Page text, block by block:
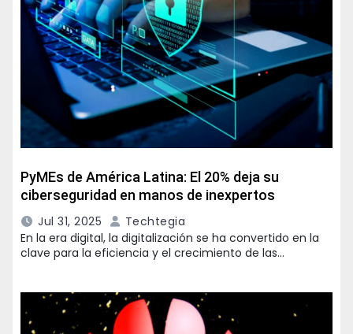
PyMEs de América Latina: El 20% deja su
ciberseguridad en manos de inexpertos
Jul 31, 2025
Techtegia
En la era digital, la digitalización se ha convertido en la
clave para la eficiencia y el crecimiento de las…